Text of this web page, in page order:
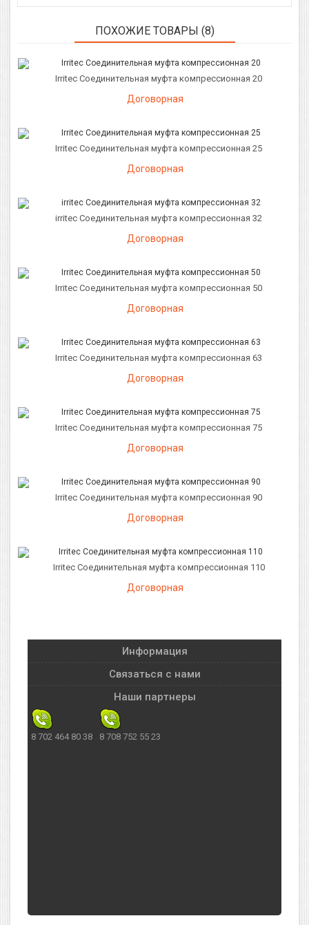
ПОХОЖИЕ ТОВАРЫ (8)
Irritec Соединительная муфта компрессионная 20
Договорная
Irritec Соединительная муфта компрессионная 25
Договорная
irritec Соединительная муфта компрессионная 32
Договорная
Irritec Соединительная муфта компрессионная 50
Договорная
Irritec Соединительная муфта компрессионная 63
Договорная
Irritec Соединительная муфта компрессионная 75
Договорная
Irritec Соединительная муфта компрессионная 90
Договорная
Irritec Соединительная муфта компрессионная 110
Договорная
Информация
Связаться с нами
Наши партнеры
8 702 464 80 38 8 708 752 55 23